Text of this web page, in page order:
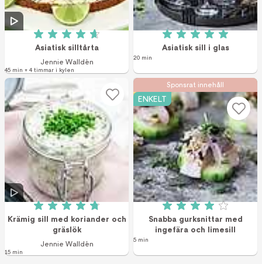
Betyg: 4.7 av 5 (22 röster)
Asiatisk silltårta
Jennie Walldén
45 min + 4 timmar i kylen
Betyg: 5 av 5 (9
Asiatisk sill i glas
20 min
Betyg: 4.8 av 5 (4 röster)
Krämig sill med koriander och
gräslök
Jennie Walldén
15 min
Sponsrat innehåll
ENKELT
Betyg: 4 av 5 (4
Snabba gurksnittar med
ingefära och limesill
5 min